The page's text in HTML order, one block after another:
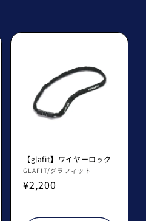
【glafit】ワイヤーロック
販
売
GLAFIT/グラフィット
通
¥2,200